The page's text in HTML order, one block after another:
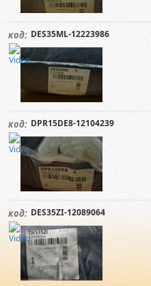
код: DES35ML-12223986
код: DPR15DE8-12104239
код: DES35ZI-12089064